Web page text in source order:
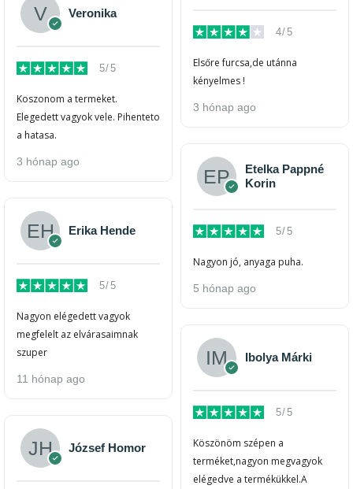
Veronika
5/5
Koszonom a termeket.
Elegedett vagyok vele. Pihenteto
a hatasa.
3 hónap ago
Erika Hende
5/5
Nagyon elégedett vagyok
megfelelt az elvárasaimnak
szuper
11 hónap ago
József Homor
4/5
Elsőre furcsa,de utánna
kényelmes !
3 hónap ago
Etelka Pappné
Korin
5/5
Nagyon jó, anyaga puha.
5 hónap ago
Ibolya Márki
5/5
Köszönöm szépen a
terméket,nagyon megvagyok
elégedve a termékükkel.A